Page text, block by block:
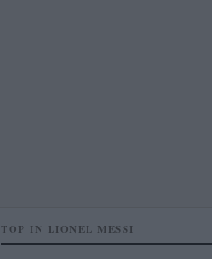
TOP IN LIONEL MESSI